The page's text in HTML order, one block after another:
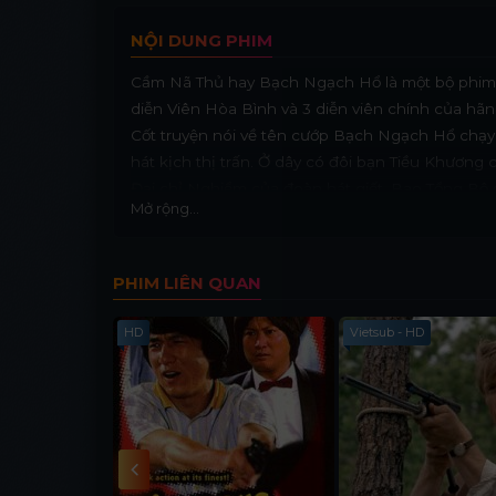
NỘI DUNG PHIM
Cầm Nã Thủ hay Bạch Ngạch Hổ là một bộ
diễn Viên Hòa Bình và 3 diễn viên chính của
Cốt truyện nói về tên cướp Bạch Ngạch Hổ
hát kịch thị trấn. Ở dây có đôi bạn Tiều
Đại chỉ Nghiểm của đoàn hát giết, Bao Tổng
sinh nhưng Hoàng Phi Hồng nhận ra Tiêu
Khoan cũng bị tên Bạch Ngạch Hổ giết trong
Mở rộng...
PHIM LIÊN QUAN
HD Vietsub - HD